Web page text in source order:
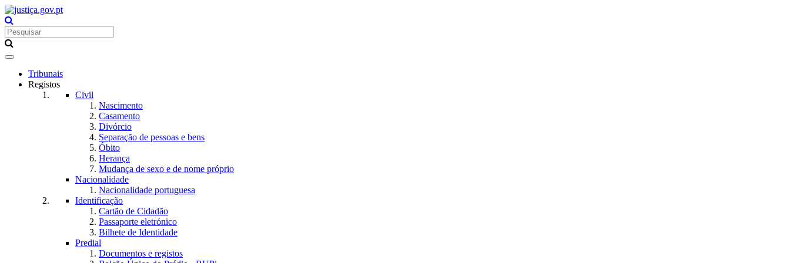
Toggle
navigationTribunais
Registos
Civil
Nascimento
Casamento
Divórcio
Separação de pessoas e bens
Óbito
Herança
Mudança de sexo e de nome próprio
Nacionalidade
Nacionalidade portuguesa
Identificação
Cartão de Cidadão
Passaporte eletrónico
Bilhete de Identidade
Predial
Documentos e registos